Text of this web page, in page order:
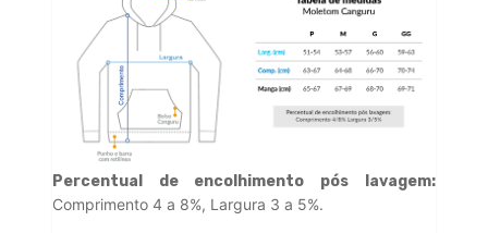
Percentual de encolhimento pós lavagem:
Comprimento 4 a 8%, Largura 3 a 5%.